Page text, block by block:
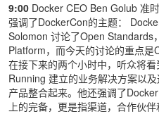
9:00 Docker CEO Ben Golub 准
强调了DockerCon的主题：
Solomon 讨论了Open Standards
Platform，而今天的讨论的重点是
在接下来的两个小时中，听众将
Running 建立的业务解决方案以
产品整合起来。他还强调了
上的完备，更是指渠道，合作伙伴